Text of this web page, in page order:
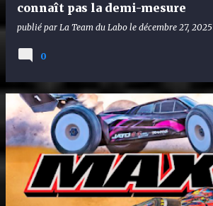
connaît pas la demi-mesure
publié par La Team du Labo le décembre 27, 2025
0